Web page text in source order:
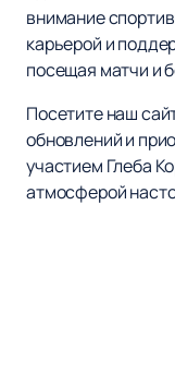
внимание
карьерой и
посещая матчи и
Посетите наш
обновлений и
участием Глеба
атмосферой